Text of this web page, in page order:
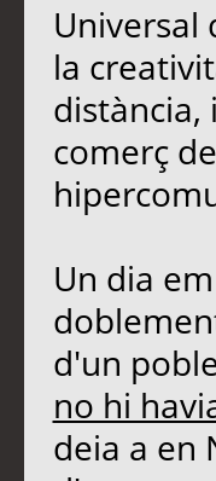
Universal
la
distància,
comerç
Un dia
d'un
no hi
deia a en